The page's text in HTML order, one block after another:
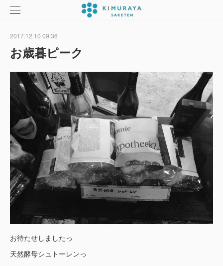
2017.12.10 09:36
お歳暮ピーク
お待たせしましたっ
天然酵母シュトーレンっ